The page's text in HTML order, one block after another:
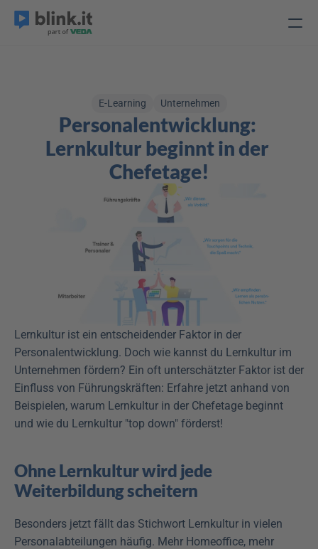
E-Learning Unternehmen
Personalentwicklung:
Lernkultur beginnt in der
Chefetage!
Lernkultur ist ein entscheidender Faktor in der
Personalentwicklung. Doch wie kannst du Lernkultur im
Unternehmen fördern? Ein oft unterschätzter Faktor ist der
Einfluss von Führungskräften: Erfahre jetzt anhand von
Beispielen, warum Lernkultur in der Chefetage beginnt
und wie du Lernkultur "top down" förderst!
Ohne Lernkultur wird jede
Weiterbildung scheitern
Besonders jetzt fällt das Stichwort Lernkultur in vielen
Personalabteilungen häufig. Mehr Homeoffice, mehr